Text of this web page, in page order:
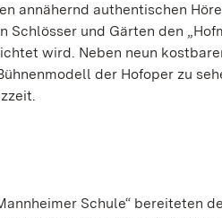
annähernd authentischen
und Gärten den
wird. Neben neun
der Hofoper zu
Schule“ bereiteten